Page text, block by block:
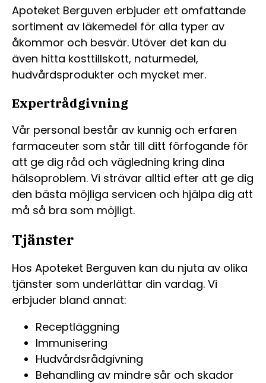
Apoteket Berguven erbjuder ett omfattande
sortiment av läkemedel för alla typer av
åkommor och besvär. Utöver det kan du
även hitta kosttillskott, naturmedel,
hudvårdsprodukter och mycket mer.
Expertrådgivning
Vår personal består av kunnig och erfaren
farmaceuter som står till ditt förfogande för
att ge dig råd och vägledning kring dina
hälsoproblem. Vi strävar alltid efter att ge dig
den bästa möjliga servicen och hjälpa dig att
må så bra som möjligt.
Tjänster
Hos Apoteket Berguven kan du njuta av olika
tjänster som underlättar din vardag. Vi
erbjuder bland annat:
Receptläggning
Immunisering
Hudvårdsrådgivning
Behandling av mindre sår och skador